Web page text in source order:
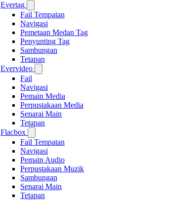
Evertag
Fail Tempatan
Navigasi
Pemetaan Medan Tag
Penyunting Tag
Sambungan
Tetapan
Evervideo
Fail
Navigasi
Pemain Media
Perpustakaan Media
Senarai Main
Tetapan
Flacbox
Fail Tempatan
Navigasi
Pemain Audio
Perpustakaan Muzik
Sambungan
Senarai Main
Tetapan